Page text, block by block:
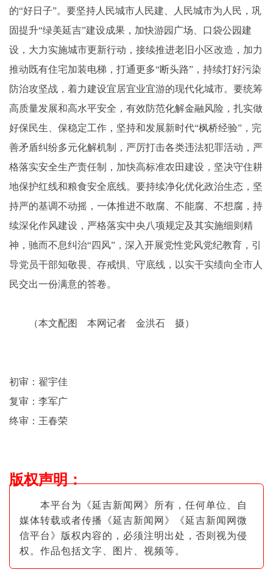
的“好日子”。要坚持人民城市人民建、人民城市为人民，巩
固提升“绿美延吉”建设成果，加快游园广场、口袋公园建
设，大力实施城市更新行动，接续推进老旧小区改造，加力
推动既有住宅加装电梯，打通更多“断头路”，持续打好污染
防治攻坚战，着力建设宜居宜业宜游的现代化城市。要统筹
高质量发展和高水平安全，有效防范化解金融风险，扎实做
好保民生、保稳定工作，坚持和发展新时代“枫桥经验”，完
善矛盾纠纷多元化解机制，严厉打击各类违法犯罪活动，严
格落实安全生产责任制，加快高标准农田建设，坚决守住耕
地保护红线和粮食安全底线。要持续净化优化政治生态，坚
持严的基调不动摇，一体推进不敢腐、不能腐、不想腐，持
续深化作风建设，严格落实中央八项规定及其实施细则精
神，驰而不息纠治“四风”，深入开展党性党风党纪教育，引
导党员干部知敬畏、存戒惧、守底线，以实干实绩向全市人
民交出一份满意的答卷。
（本文配图 本网记者 金洪石 摄）
初审：翟宇佳
复审：李军广
终审：王春荣
版权声明：
本平台为《延吉新闻网》所有，任何单位、自
媒体转载或者传播《延吉新闻网》《延吉新闻网微
信平台》版权内容的，必须注明出处，否则视为侵
权。作品包括文字、图片 、视频等。